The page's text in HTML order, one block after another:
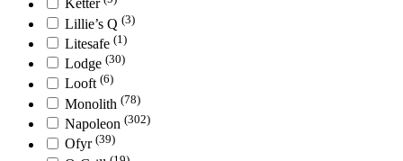
Ketter
Lillie’s Q (3)
Litesafe (1)
Lodge (30)
Looft (6)
Monolith (78)
Napoleon (302)
Ofyr (39)